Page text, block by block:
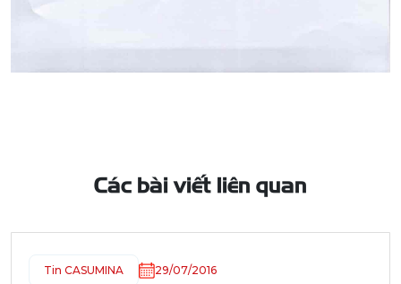
Các bài viết liên quan
Tin CASUMINA 29/07/2016